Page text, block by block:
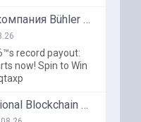
Швейцарская компания Bühler использует блокчейн в пищевой промышленности
record payout:
now! Spin to Win
Togliatti International Blockchain Forum